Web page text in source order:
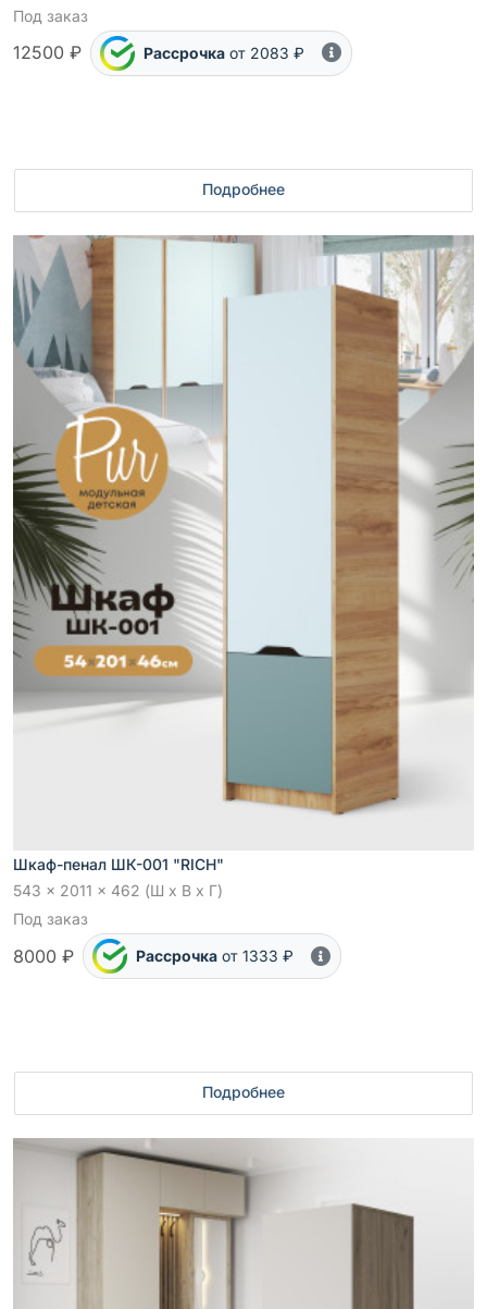
Под заказ
12500 ₽ Рассрочка от 2083 ₽
Подробнее
Шкаф-пенал ШК-001 "RICH"
543 x 2011 x 462 (Ш x В x Г)
Под заказ
8000 ₽ Рассрочка от 1333 ₽
Подробнее